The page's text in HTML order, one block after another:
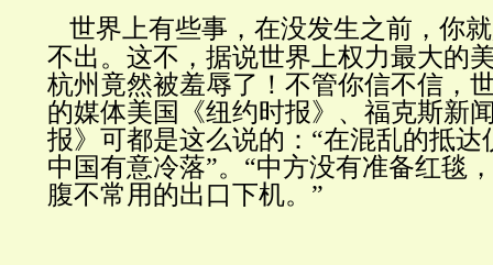
世界上有些事，在没发生之前，你
不出。这不，据说世界上权力最大的
杭州竟然被羞辱了！不管你信不信，
的媒体美国《纽约时报》、福克斯新
报》可都是这么说的：“在混乱的抵达
中国有意冷落”。“中方没有准备红毯
腹不常用的出口下机。”